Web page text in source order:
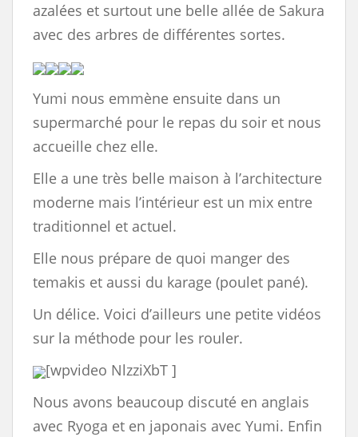
azalées et surtout une belle allée de Sakura
avec des arbres de différentes sortes.
Yumi nous emmène ensuite dans un
supermarché pour le repas du soir et nous
accueille chez elle.
Elle a une très belle maison à l’architecture
moderne mais l’intérieur est un mix entre
traditionnel et actuel.
Elle nous prépare de quoi manger des
temakis et aussi du karage (poulet pané).
Un délice. Voici d’ailleurs une petite vidéos
sur la méthode pour les rouler.
[wpvideo NlzziXbT ]
Nous avons beaucoup discuté en anglais
avec Ryoga et en japonais avec Yumi. Enfin